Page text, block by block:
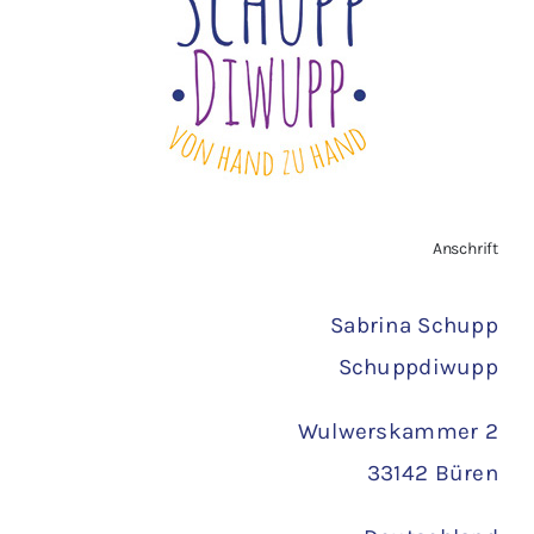
Anschrift
Sabrina Schupp
Schuppdiwupp
Wulwerskammer 2
33142 Büren